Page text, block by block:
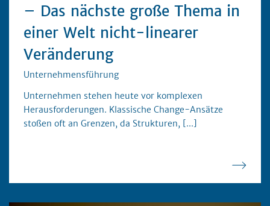
– Das nächste große Thema in
einer Welt nicht-linearer
Veränderung
Unternehmensführung
Unternehmen stehen heute vor komplexen
Herausforderungen. Klassische Change-Ansätze
stoßen oft an Grenzen, da Strukturen,
[...]